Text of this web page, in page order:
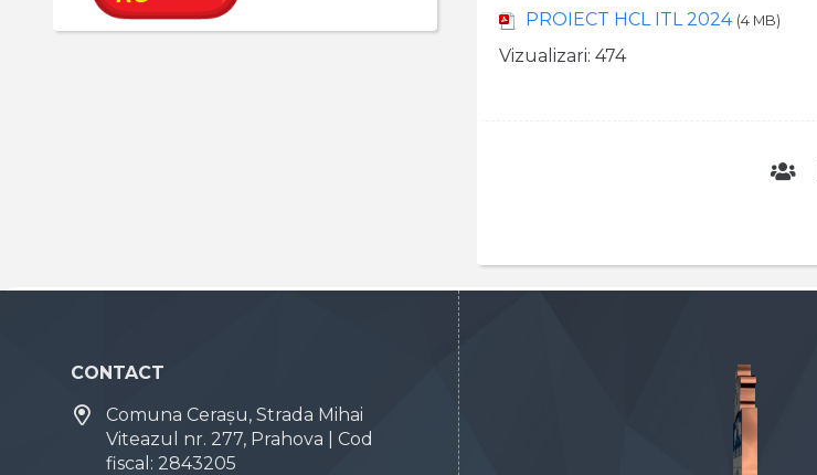
PROIECT HCL ITL 2024 (4 MB)
Vizualizari: 474
CONTACT
Comuna Cerașu, Strada Mihai
Viteazul nr. 277, Prahova | Cod
fiscal: 2843205